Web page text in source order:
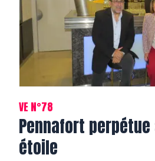
VE N°78
Pennafort
étoile